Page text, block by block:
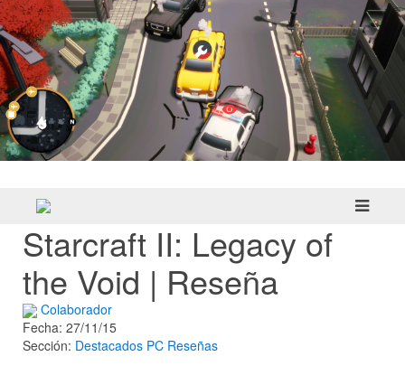
Starcraft II: Legacy of
the Void | Reseña
Colaborador
Fecha: 27/11/15
Sección: Destacados PC Reseñas